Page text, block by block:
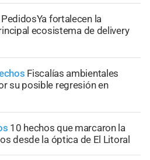
PedidosYa fortalecen la
ecosistema de delivery
Fiscalías ambientales
su posible regresión en
10 hechos que marcaron la
desde la óptica de El Litoral